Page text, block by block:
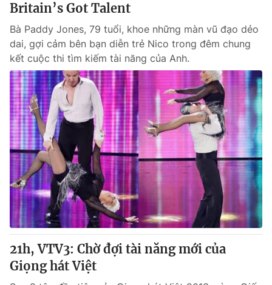
Britain’s Got Talent
Bà Paddy Jones, 79 tuổi, khoe những màn vũ đạo dẻo
dai, gợi cảm bên bạn diễn trẻ Nico trong đêm chung
kết cuộc thi tìm kiếm tài năng của Anh.
21h, VTV3: Chờ đợi tài năng mới của
Giọng hát Việt